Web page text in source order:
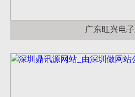
广东旺兴电子